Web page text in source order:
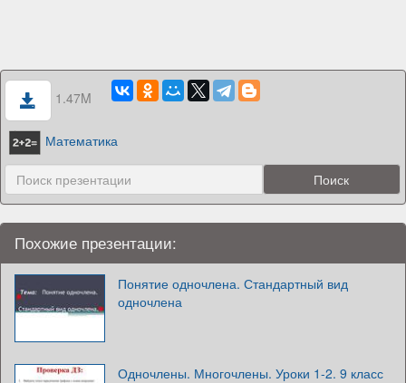
1.47M
Математика
Похожие презентации:
Понятие одночлена. Стандартный вид
одночлена
Одночлены. Многочлены. Уроки 1-2. 9 класс